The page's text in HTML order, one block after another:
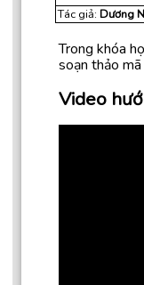
Tác giả: Dương
Trong khóa
soạn thảo
Video